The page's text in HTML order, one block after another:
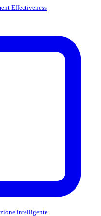
Effectiveness
intelligente